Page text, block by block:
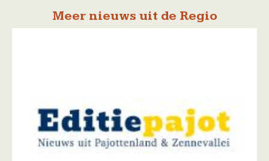
Meer nieuws uit de Regio